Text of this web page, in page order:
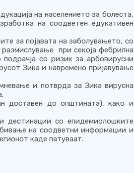
на населението за болеста,
на соодветен едукативен
за појавата на заболувањето, со
размислување при секоја фебрилна
подрачја со ризик за арбовирусни
Зикаи навремено пријавување
и потврда за Зика вирусна
доставен до општината), како и
дестинации со епидемиолошките
на соодветни информации и
каде патуваат.